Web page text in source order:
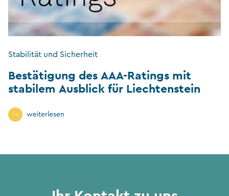
Stabilität und Sicherheit
Bestätigung des AAA-Ratings mit
stabilem Ausblick für Liechtenstein
weiterlesen